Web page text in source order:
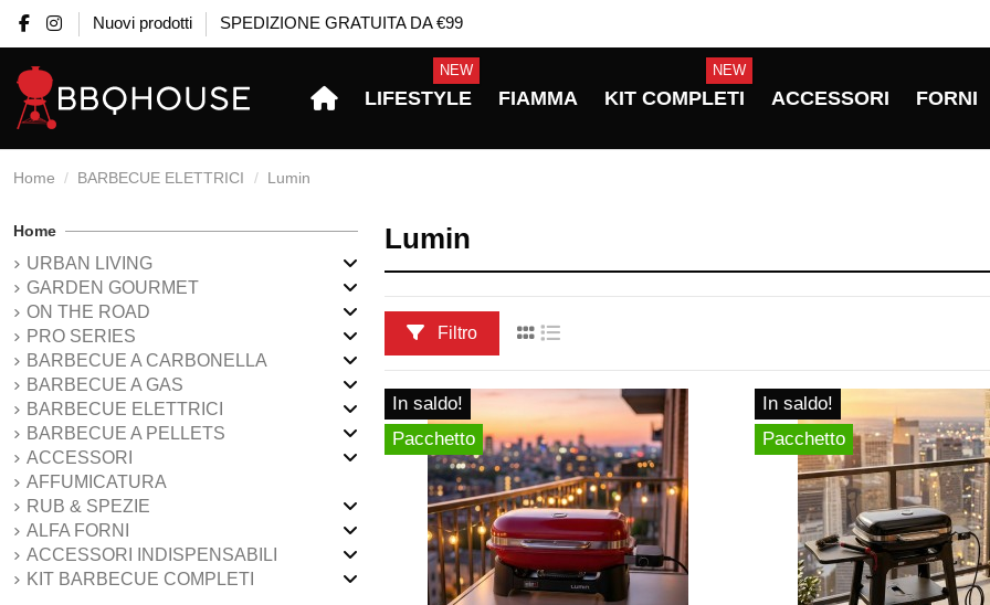
Nuovi prodotti SPEDIZIONE GRATUITA DA €99
LIFESTYLE
NEW
FIAMMA KIT COMPLETI
NEW
ACCESSORI FORNI
Home BARBECUE ELETTRICI Lumin
Lumin
Filtro
In saldo!
Pacchetto
In saldo!
Pacchetto
Home
URBAN LIVING
GARDEN GOURMET
ON THE ROAD
PRO SERIES
BARBECUE A CARBONELLA
BARBECUE A GAS
BARBECUE ELETTRICI
BARBECUE A PELLETS
ACCESSORI
AFFUMICATURA
RUB & SPEZIE
ALFA FORNI
ACCESSORI INDISPENSABILI
KIT BARBECUE COMPLETI